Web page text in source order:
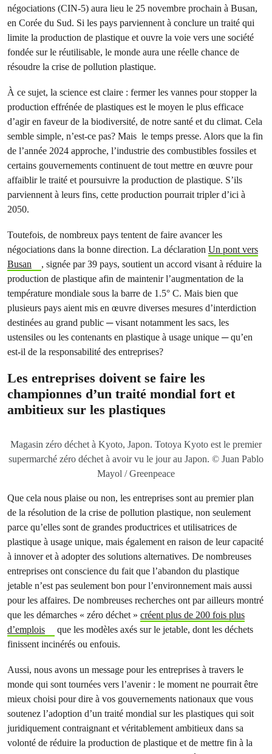
négociations (CIN-5) aura lieu le 25 novembre prochain à Busan,
en Corée du Sud. Si les pays parviennent à conclure un traité qui
limite la production de plastique et ouvre la voie vers une société
fondée sur le réutilisable, le monde aura une réelle chance de
résoudre la crise de pollution plastique.
À ce sujet, la science est claire : fermer les vannes pour stopper la
production effrénée de plastiques est le moyen le plus efficace
d’agir en faveur de la biodiversité, de notre santé et du climat. Cela
semble simple, n’est-ce pas? Mais le temps presse. Alors que la fin
de l’année 2024 approche, l’industrie des combustibles fossiles et
certains gouvernements continuent de tout mettre en œuvre pour
affaiblir le traité et poursuivre la production de plastique. S’ils
parviennent à leurs fins, cette production pourrait tripler d’ici à
2050.
Toutefois, de nombreux pays tentent de faire avancer les
négociations dans la bonne direction. La déclaration Un pont vers
Busan
, signée par 39 pays, soutient un accord visant à réduire la
production de plastique afin de maintenir l’augmentation de la
température mondiale sous la barre de 1.5° C. Mais bien que
plusieurs pays aient mis en œuvre diverses mesures d’interdiction
destinées au grand public ─ visant notamment les sacs, les
ustensiles ou les contenants en plastique à usage unique ─ qu’en
est-il de la responsabilité des entreprises?
Les entreprises doivent se faire les
championnes d’un traité mondial fort et
ambitieux sur les plastiques
Magasin zéro déchet à Kyoto, Japon. Totoya Kyoto est le premier
supermarché zéro déchet à avoir vu le jour au Japon. © Juan Pablo
Mayol / Greenpeace
Que cela nous plaise ou non, les entreprises sont au premier plan
de la résolution de la crise de pollution plastique, non seulement
parce qu’elles sont de grandes productrices et utilisatrices de
plastique à usage unique, mais également en raison de leur capacité
à innover et à adopter des solutions alternatives. De nombreuses
entreprises ont conscience du fait que l’abandon du plastique
jetable n’est pas seulement bon pour l’environnement mais aussi
pour les affaires. De nombreuses recherches ont par ailleurs montré
que les démarches « zéro déchet » créent plus de 200 fois plus
d’emplois
que les modèles axés sur le jetable, dont les déchets
finissent incinérés ou enfouis.
Aussi, nous avons un message pour les entreprises à travers le
monde qui sont tournées vers l’avenir : le moment ne pourrait être
mieux choisi pour dire à vos gouvernements nationaux que vous
soutenez l’adoption d’un traité mondial sur les plastiques qui soit
juridiquement contraignant et véritablement ambitieux dans sa
volonté de réduire la production de plastique et de mettre fin à la